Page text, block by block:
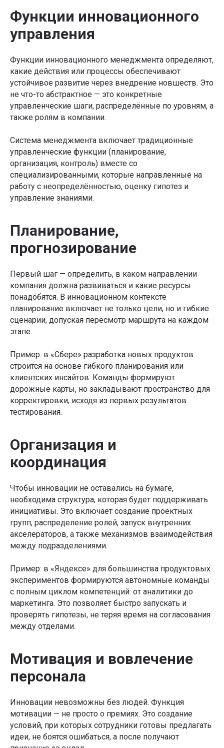
Функции инновационного
управления
Функции инновационного менеджмента определяют,
какие действия или процессы обеспечивают
устойчивое развитие через внедрение новшеств. Это
не что-то абстрактное — это конкретные
управленческие шаги, распределённые по уровням, а
также ролям в компании.
Система менеджмента включает традиционные
управленческие функции (планирование,
организация, контроль) вместе со
специализированными, которые направленные на
работу с неопределённостью, оценку гипотез и
управление знаниями.
Планирование,
прогнозирование
Первый шаг — определить, в каком направлении
компания должна развиваться и какие ресурсы
понадобятся. В инновационном контексте
планирование включает не только цели, но и гибкие
сценарии, допуская пересмотр маршрута на каждом
этапе.
Пример: в «Сбере» разработка новых продуктов
строится на основе гибкого планирования или
клиентских инсайтов. Команды формируют
дорожные карты, но закладывают пространство для
корректировки, исходя из первых результатов
тестирования.
Организация и
координация
Чтобы инновации не оставались на бумаге,
необходима структура, которая будет поддерживать
инициативы. Это включает создание проектных
групп, распределение ролей, запуск внутренних
акселераторов, а также механизмов взаимодействия
между подразделениями.
Пример: в «Яндексе» для большинства продуктовых
экспериментов формируются автономные команды
с полным циклом компетенций: от аналитики до
маркетинга. Это позволяет быстро запускать и
проверять гипотезы, не теряя время на согласования
между отделами.
Мотивация и вовлечение
персонала
Инновации невозможны без людей. Функция
мотивации — не просто о премиях. Это создание
условий, при которых сотрудники готовы предлагать
идеи, не боятся ошибаться, а после получают